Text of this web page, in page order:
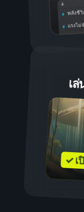
พลังชี
แรงไม่
เ
✓ เ